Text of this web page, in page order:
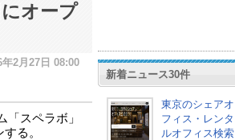
オープ
2月27日 08:00
スペラボ」
る。
新着ニュース30件
東京のシェアオ
フィス・レンタ
ルオフィス検索